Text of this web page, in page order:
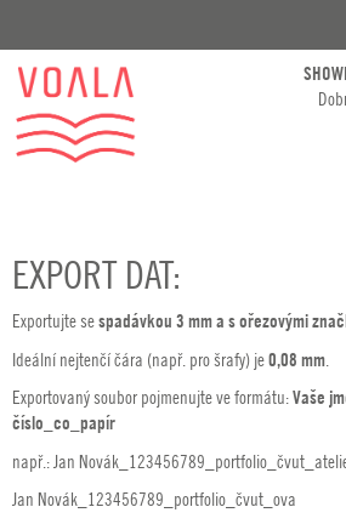
EXPORT DAT:
Exportujte sespadávkou 3 mm a s ořezovými
Ideální nejtenčí čára (např. pro šrafy) je0,08 mm
Exportovaný soubor pojmenujte ve formátu:Vaše
číslo_co_papír
např.: Jan
Jan Novák_123456789_portfolio_čvut_ova